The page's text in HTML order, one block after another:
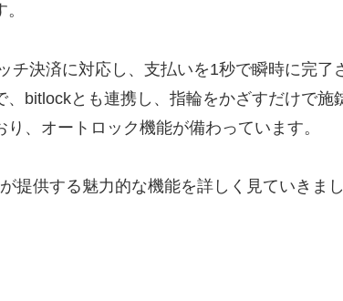
チ決済に対応し、支払いを1秒で瞬時に完了
、bitlockとも連携し、指輪をかざすだけで施
、オートロック機能が備わっています。
提供する魅力的な機能を詳しく見ていきまし